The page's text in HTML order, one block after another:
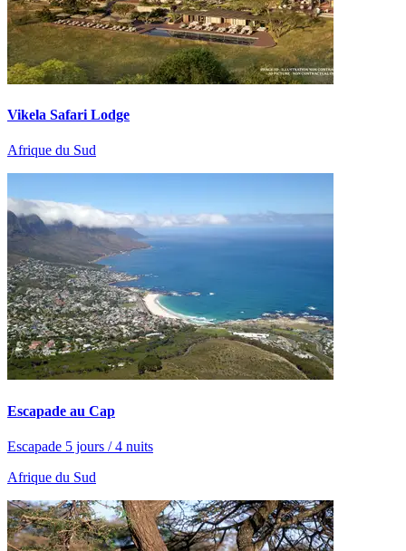
Vikela Safari Lodge
Afrique du Sud
Escapade au Cap
Escapade 5 jours / 4 nuits
Afrique du Sud